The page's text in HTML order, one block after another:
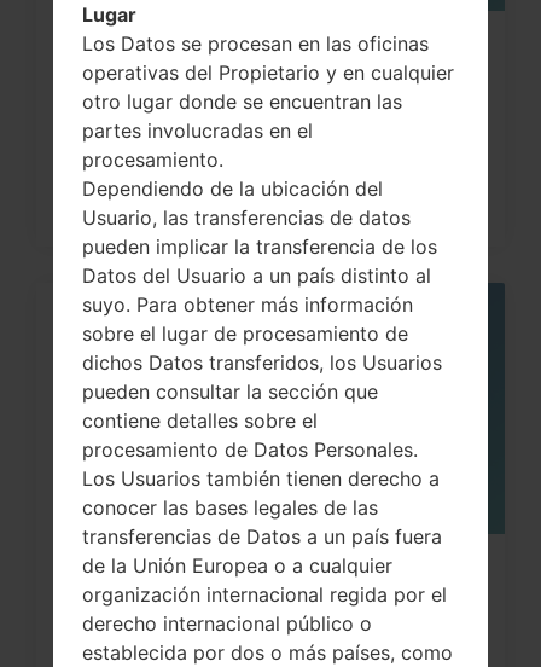
¿Cómo restablecer datos de fábrica
a través del código...
¿Cómo restablecer datos de fábrica
a través del menú...
Lugar
Los Datos se procesan en las oficinas
operativas del Propietario y en cualquier
otro lugar donde se encuentran las
partes involucradas en el
procesamiento.
Dependiendo de la ubicación del
Usuario, las transferencias de datos
pueden implicar la transferencia de los
Datos del Usuario a un país distinto al
suyo. Para obtener más información
sobre el lugar de procesamiento de
dichos Datos transferidos, los Usuarios
pueden consultar la sección que
contiene detalles sobre el
procesamiento de Datos Personales.
Los Usuarios también tienen derecho a
conocer las bases legales de las
transferencias de Datos a un país fuera
de la Unión Europea o a cualquier
organización internacional regida por el
derecho internacional público o
establecida por dos o más países, como